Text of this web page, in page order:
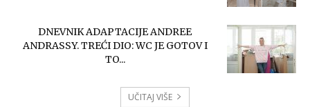
DNEVNIK ADAPTACIJE ANDREE
ANDRASSY. TREĆI DIO: WC JE GOTOV I
TO...
UČITAJ VIŠE